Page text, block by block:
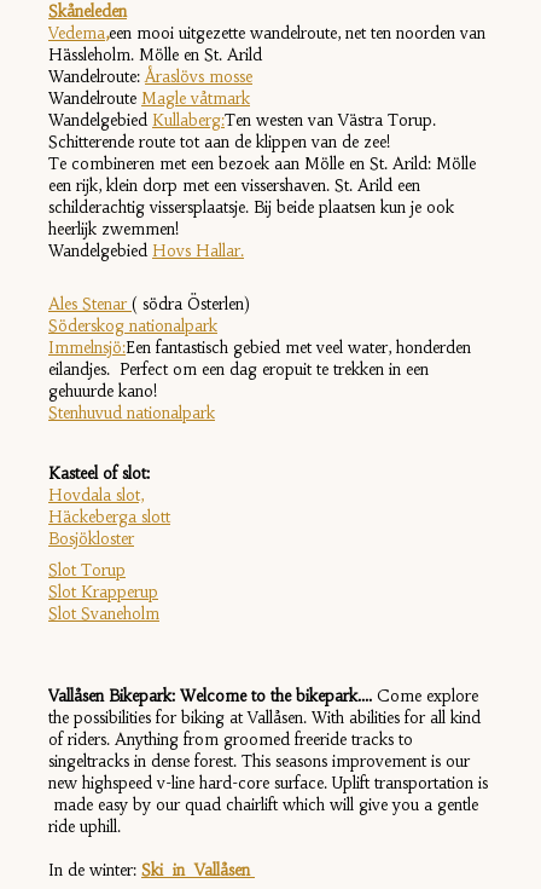
Skåneleden
Vedema,een mooi uitgezette wandelroute, net ten noorden van
Hässleholm. Mölle en St. Arild
Wandelroute:Åraslövs mosse
Wandelroute Magle våtmark
Wandelgebied Kullaberg:Ten westen van Västra Torup.
Schitterende route tot aan de klippen van de zee!
Te combineren met een bezoek aan Mölle en St. Arild: Mölle
een rijk, klein dorp met een vissershaven. St. Arild een
schilderachtig vissersplaatsje. Bij beide plaatsen kun je ook
heerlijk zwemmen!
Wandelgebied Hovs Hallar.
Ales Stenar( södra Österlen)
Söderskog nationalpark
Immelnsjö:Een fantastisch gebied met veel water, honderden
eilandjes. Perfect om een dag eropuit te trekken in een
gehuurde kano!
Stenhuvud nationalpark
Kasteel of slot:
Hovdala slot,
Häckeberga slott
Bosjökloster
Slot Torup
Slot Krapperup
Slot Svaneholm
Vallåsen Bikepark: Welcome to the bikepark.... Come explore
the possibilities for biking at Vallåsen. With abilities for all kind
of riders. Anything from groomed freeride tracks to
singeltracks in dense forest. This seasons improvement is our
new highspeed v-line hard-core surface. Uplift transportation is
made easy by our quad chairlift which will give you a gentle
ride uphill.
In de winter: Ski in Vallåsen